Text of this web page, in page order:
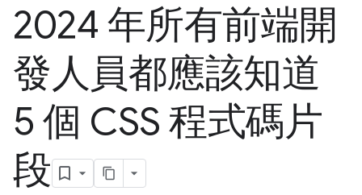
2024 年所有前端開
發人員都應該知道
5 個 CSS 程式碼片
段